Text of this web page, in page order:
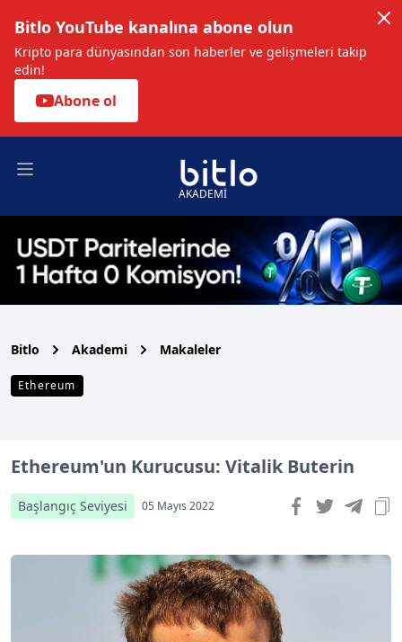
Bitlo YouTube kanalına abone olun
Kripto para dünyasından son haberler ve gelişmeleri takip
edin!
Abone ol
Open main menu
AKADEMİ
Bitlo Akademi Makaleler
Ethereum
Ethereum'un Kurucusu: Vitalik Buterin
Başlangıç Seviyesi 05 Mayıs 2022